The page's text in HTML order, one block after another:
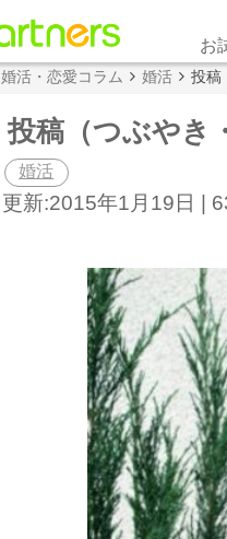
お
婚活・恋愛コラム 婚活 投稿
投稿（つぶやき
婚活
更新:2015年1月19日 |